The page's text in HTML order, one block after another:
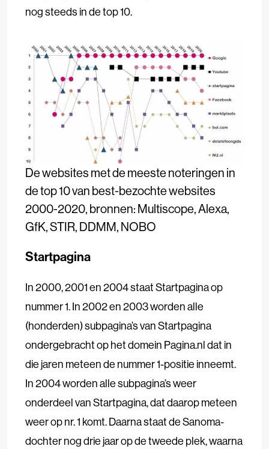
nog steeds in de top 10.
De websites met de meeste noteringen in
de top 10 van best-bezochte websites
2000-2020, bronnen: Multiscope, Alexa,
GfK, STIR, DDMM, NOBO
Startpagina
In 2000, 2001 en 2004 staat Startpagina op
nummer 1. In 2002 en 2003 worden alle
(honderden) subpagina’s van Startpagina
ondergebracht op het domein Pagina.nl dat in
die jaren meteen de nummer 1-positie inneemt.
In 2004 worden alle subpagina’s weer
onderdeel van Startpagina, dat daarop meteen
weer op nr. 1 komt. Daarna staat de Sanoma-
dochter nog drie jaar op de tweede plek, waarna